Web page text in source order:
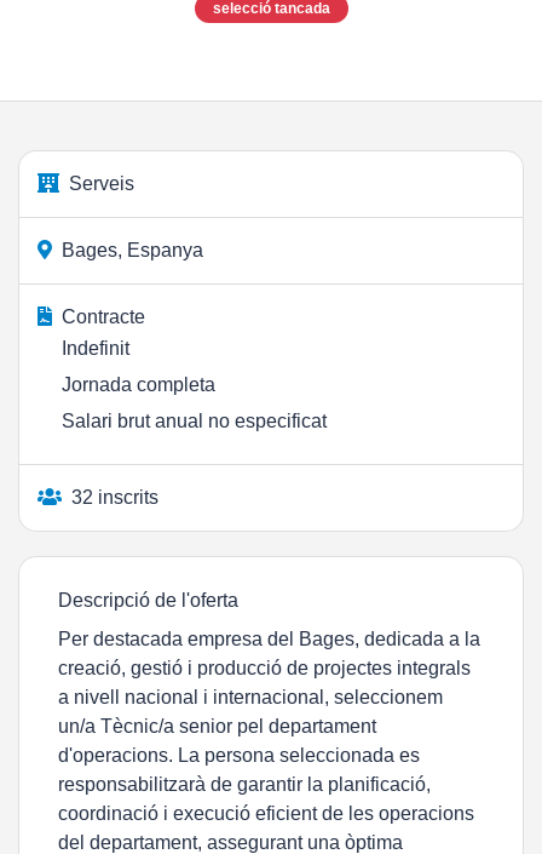
selecció tancada
Serveis
Bages, Espanya
Contracte
Indefinit
Jornada completa
Salari brut anual no especificat
32 inscrits
Descripció de l'oferta
Per destacada empresa del Bages, dedicada a la
creació, gestió i producció de projectes integrals
a nivell nacional i internacional, seleccionem
un/a Tècnic/a senior pel departament
d'operacions. La persona seleccionada es
responsabilitzarà de garantir la planificació,
coordinació i execució eficient de les operacions
del departament, assegurant una òptima